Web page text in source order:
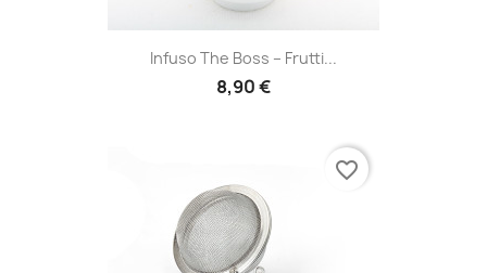
Infuso The Boss – Frutti...
8,90 €
favorite_border